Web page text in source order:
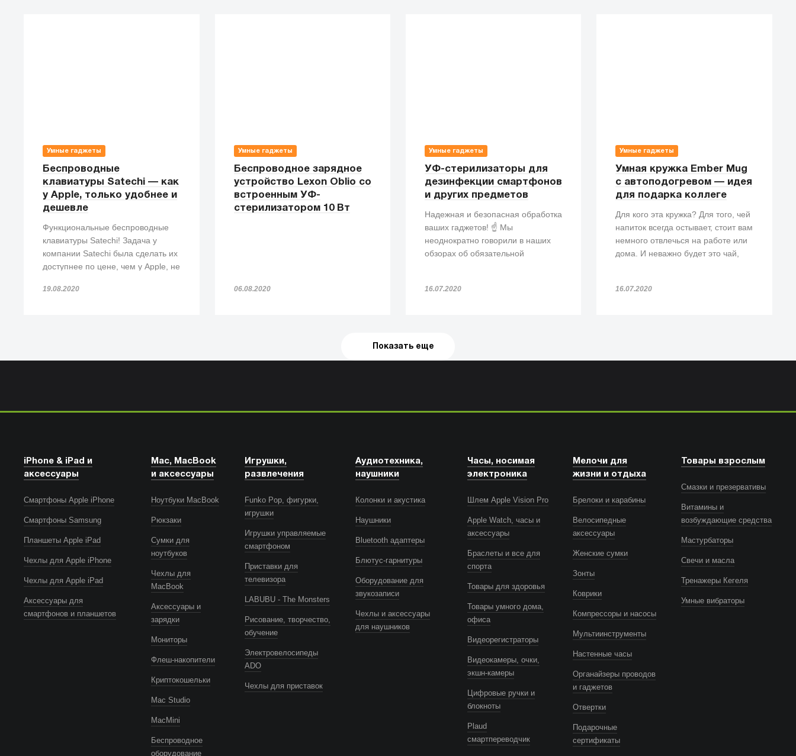
Умные гаджеты
Беспроводные
клавиатуры Satechi — как
у Apple, только удобнее и
дешевле
Функциональные беспроводные
клавиатуры Satechi! Задача у
компании Satechi была сделать их
доступнее по цене, чем у Apple, не
И мы думаем, что у Satechi это
19.08.2020
Умные гаджеты
Беспроводное зарядное
устройство Lexon Oblio со
встроенным УФ-
стерилизатором 10 Вт
06.08.2020
Умные гаджеты
УФ-стерилизаторы для
дезинфекции смартфонов
и других предметов
Надежная и безопасная обработка
ваших гаджетов! ☝️ Мы
неоднократно говорили в наших
обзорах об обязательной
мест.
16.07.2020
Умные гаджеты
Умная кружка Ember Mug
с автоподогревом — идея
для подарка коллеге
Для кого эта кружка? Для того, чей
напиток всегда остывает, стоит вам
немного отвлечься на работе или
дома. И неважно будет это чай,
16.07.2020
Показать еще
iPhone & iPad и
аксессуары
Смартфоны Apple iPhone
Смартфоны Samsung
Планшеты Apple iPad
Чехлы для Apple iPhone
Чехлы для Apple iPad
Аксессуары для
смартфонов и планшетов
Mac, MacBook
и аксессуары
Ноутбуки MacBook
Рюкзаки
Сумки для
ноутбуков
Чехлы для
MacBook
Аксессуары и
зарядки
Мониторы
Флеш-накопители
Криптокошельки
Mac Studio
MacMini
Беспроводное
оборудование
Игрушки,
развлечения
Funko Pop, фигурки,
игрушки
Игрушки управляемые
смартфоном
Приставки для
телевизора
LABUBU - The Monsters
Рисование, творчество,
обучение
Электровелосипеды
ADO
Чехлы для приставок
Аудиотехника,
наушники
Колонки и акустика
Наушники
Bluetooth адаптеры
Блютус-гарнитуры
Оборудование для
звукозаписи
Чехлы и аксессуары
для наушников
Часы, носимая
электроника
Шлем Apple Vision Pro
Apple Watch, часы и
аксессуары
Браслеты и все для
спорта
Товары для здоровья
Товары умного дома,
офиса
Видеорегистраторы
Видеокамеры, очки,
экшн-камеры
Цифровые ручки и
блокноты
Plaud
смартпереводчик
Мелочи для
жизни и отдыха
Брелоки и карабины
Велосипедные
аксессуары
Женские сумки
Зонты
Коврики
Компрессоры и насосы
Мультиинструменты
Настенные часы
Органайзеры проводов
и гаджетов
Отвертки
Подарочные
сертификаты
Товары взрослым
Смазки и презервативы
Витамины и
возбуждающие средства
Мастурбаторы
Свечи и масла
Тренажеры Кегеля
Умные вибраторы